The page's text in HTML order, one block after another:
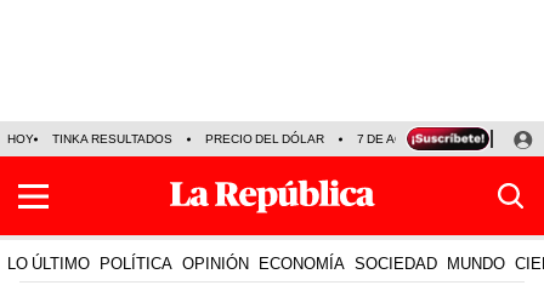
HOY TINKA RESULTADOS PRECIO DEL DÓLAR 7 DE AGOSTO OLLANTA
LO ÚLTIMO POLÍTICA OPINIÓN ECONOMÍA SOCIEDAD MUNDO